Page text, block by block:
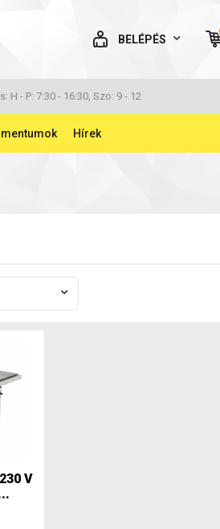
BELÉPÉS
AZ ÖN KOSARA ÜRES
H - P: 7:30 - 16:30, Szo: 9 - 12
Hírek
V